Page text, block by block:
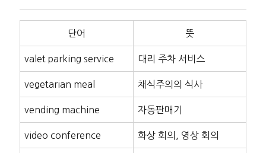
단어 뜻
valet parking service 대리 주차 서비스
vegetarian meal 채식주의의 식사
vending machine 자동판매기
video conference 화상 회의, 영상 회의